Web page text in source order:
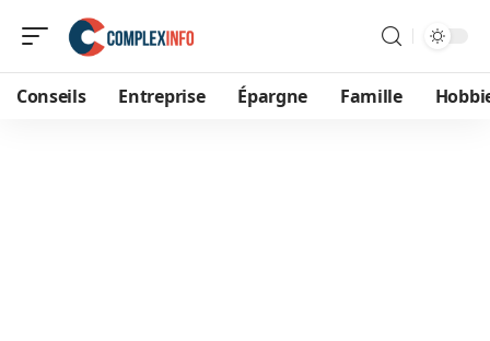
Conseils Entreprise Épargne Famille